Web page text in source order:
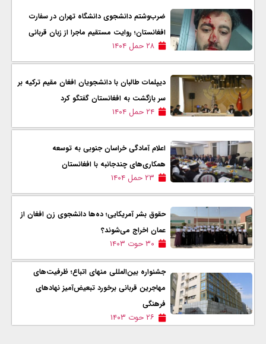
ضرب‌وشتم دانشجوی دانشگاه تهران در سفارت
افغانستان؛ روایت مستقیم ماجرا از زبان قربانی
۲۸ حمل ۱۴۰۴
دیپلمات طالبان با دانشجویان افغان مقیم ترکیه بر
سر بازگشت به افغانستان گفتگو کرد
۲۴ حمل ۱۴۰۴
اعلام آمادگی خراسان جنوبی به توسعه
همکاری‌های چندجانبه با افغانستان
۲۳ حمل ۱۴۰۴
حقوق بشر آمریکایی؛ ده‌ها دانشجوی زن افغان از
عمان اخراج می‌شوند؟
۳۰ حوت ۱۴۰۳
جشنواره بین‌المللی منهای اتباع؛ ظرفیت‌های
مهاجرین قربانی برخورد تبعیض‌آمیز نهادهای
فرهنگی
۲۶ حوت ۱۴۰۳